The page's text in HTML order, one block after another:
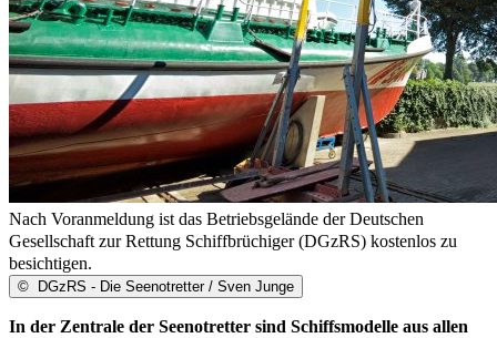
Nach Voranmeldung ist das Betriebsgelände der Deutschen
Gesellschaft zur Rettung Schiffbrüchiger (DGzRS) kostenlos zu
besichtigen.
© DGzRS - Die Seenotretter / Sven Junge
In der Zentrale der Seenotretter sind Schiffsmodelle aus allen